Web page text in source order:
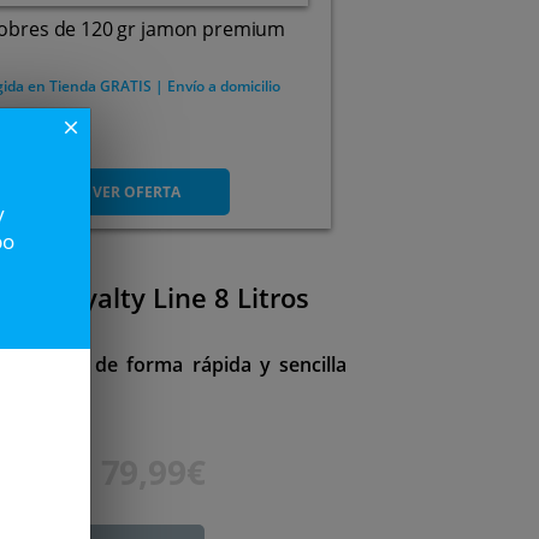
de 120 gr jamon premium
en Tienda GRATIS | Envío a domicilio
VER OFERTA
Royalty Line 8 Litros
de forma rápida y sencilla
close